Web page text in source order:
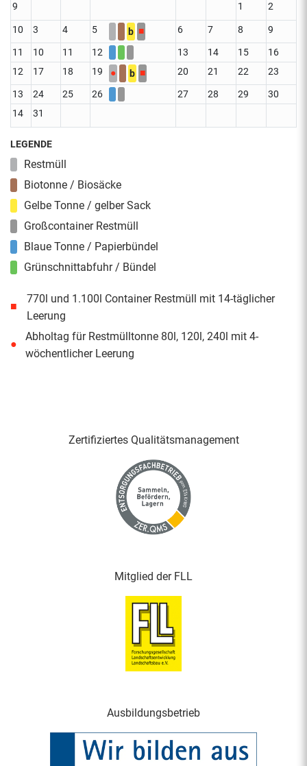
9 1 2
10 3 4 5 b ■ 6 7 8 9
11 10 11 12 13 14 15
16
12
17 18 19 ● b ■ 20 21 22 23
13 24 25 26 27 28 29
30
14
31
LEGENDE
Restmüll
Biotonne / Biosäcke
Gelbe Tonne / gelber Sack
Großcontainer Restmüll
Blaue Tonne / Papierbündel
Grünschnittabfuhr / Bündel
■
770l und 1.100l Container Restmüll mit 14-täglicher
Leerung
●
Abholtag für Restmülltonne 80l, 120l, 240l mit 4-
wöchentlicher Leerung
Zertifiziertes Qualitäts­management
Mitglied der FLL
Ausbildungsbetrieb